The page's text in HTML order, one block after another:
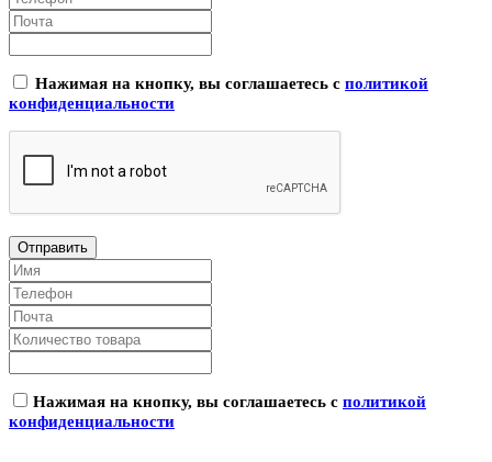
Нажимая на кнопку, вы соглашаетесь с политикой
конфиденциальности
Нажимая на кнопку, вы соглашаетесь с политикой
конфиденциальности